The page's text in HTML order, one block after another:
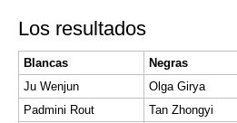
Los resultados
Blancas Negras
Ju Wenjun
Olga Girya
Padmini Rout
Tan Zhongyi